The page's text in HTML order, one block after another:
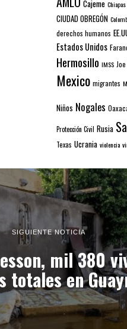
Cajeme Chiapas
CIUDAD OBREGÓN
derechos humanos
Estados Unidos
Hermosillo IMSS
Mexico migrantes
Niños Nogales
Protección Civil Rusia
Texas Ucrania violencia
SIGUIENTE NOTICIA
mil 380
totales en